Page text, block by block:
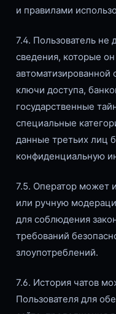
и правилами
7.4. Пользователь не
сведения, которые
автоматизированной
ключи доступа,
государственные
специальные
данные третьих лиц
конфиденциальную
7.5. Оператор может
или ручную
для соблюдения
требований
злоупотреблений.
7.6. История чатов
Пользователя для